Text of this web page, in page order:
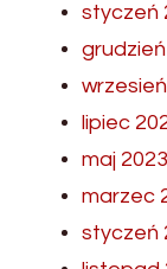
styczeń
lipiec
maj 2023
marzec
styczeń